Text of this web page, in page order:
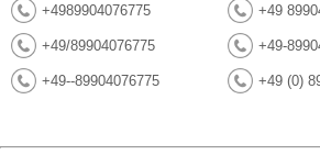
+4989904076775 +49
+49/89904076775 +49-
+49--89904076775 +49 (0)